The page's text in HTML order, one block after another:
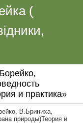
(
и практика»
В.Бриниха,
природы)Теория и